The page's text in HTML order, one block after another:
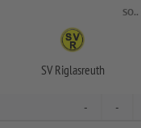
SO..
SV Riglasreuth
- -